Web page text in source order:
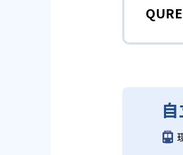
を見
こと
初級
コー
問題
しみ
中学生
力検
報」
カリ
導入の
ど
一部